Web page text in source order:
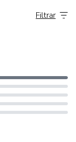
Filtrar